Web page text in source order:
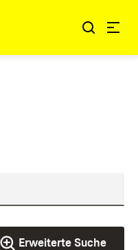
Erweiterte Suche